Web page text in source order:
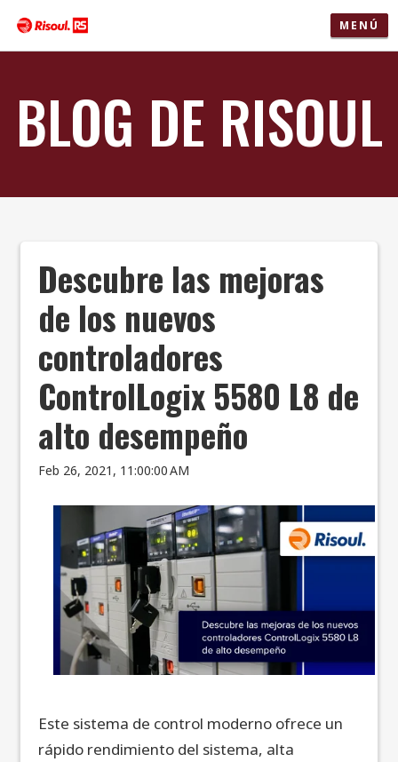
MENÚ
BLOG DE RISOUL
Descubre las mejoras
de los nuevos
controladores
ControlLogix 5580 L8 de
alto desempeño
Feb 26, 2021, 11:00:00 AM
Este sistema de control moderno ofrece un
rápido rendimiento del sistema, alta